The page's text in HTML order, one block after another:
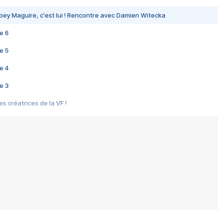
Maguire, c'est lui ! Rencontre avec Damien Witecka
6
5
4
3
créatrices de la VF !